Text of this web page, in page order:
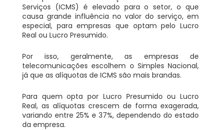
Serviços (ICMS) é elevado para o setor, o que
causa grande influência no valor do serviço, em
especial, para empresas que optam pelo Lucro
Real ou Lucro Presumido.
Por isso, geralmente, as empresas de
telecomunicações escolhem o Simples Nacional,
já que as alíquotas de ICMS são mais brandas.
Para quem opta por Lucro Presumido ou Lucro
Real, as alíquotas crescem de forma exagerada,
variando entre 25% e 37%, dependendo do estado
da empresa.